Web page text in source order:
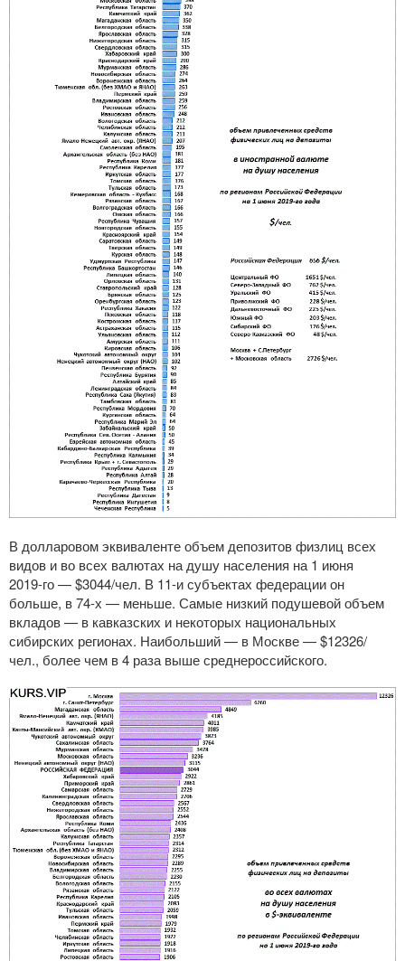
В долларовом эквиваленте объем депозитов физлиц всех
видов и во всех валютах на душу населения на 1 июня
2019-го— $3044/чел. В 11-исубъектах федерации он
больше, в74-х — меньше. Самые низкий подушевой объем
вкладов — в кавказских и некоторых национальных
сибирских регионах. Наибольший — в Москве — $12326/
чел., более чем в 4 раза выше среднероссийского.